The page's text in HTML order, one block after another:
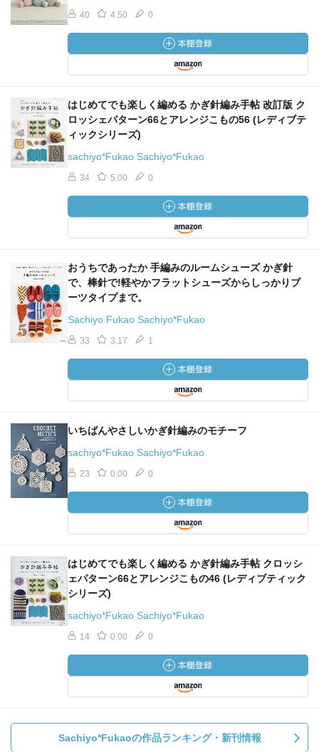
40 4.50 0
はじめてでも楽しく編める かぎ針編み手帖 改訂版 ク
ロッシェパターン66とアレンジこもの56 (レディブテ
ィックシリーズ)
sachiyo*Fukao Sachiyo*Fukao
34 5.00 0
おうちであったか 手編みのルームシューズ かぎ針
で、棒針で!軽やかフラットシューズからしっかりブ
ーツタイプまで。
Sachiyo Fukao Sachiyo*Fukao
33 3.17 1
いちばんやさしいかぎ針編みのモチーフ
sachiyo*Fukao Sachiyo*Fukao
23 0.00 0
はじめてでも楽しく編める かぎ針編み手帖 クロッシ
ェパターン66とアレンジこもの46 (レディブティック
シリーズ)
sachiyo*Fukao Sachiyo*Fukao
14 0.00 0
Sachiyo*Fukaoの作品ランキング・新刊情報